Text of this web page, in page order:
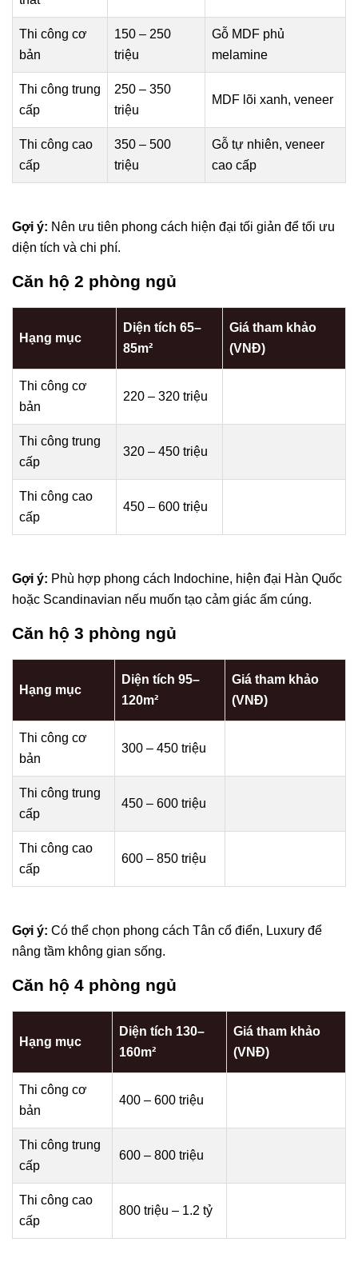
Thi công cơ
bản
150 – 250
triệu
Gỗ MDF phủ
melamine
Thi công trung
cấp
250 – 350
triệu
MDF lõi xanh, veneer
Thi công cao
cấp
350 – 500
triệu
Gỗ tự nhiên, veneer
cao cấp
Gợi ý: Nên ưu tiên phong cách hiện đại tối giản để tối ưu
diện tích và chi phí.
Căn hộ 2 phòng ngủ
Hạng mục
Diện tích 65–
85m²
Giá tham khảo
(VNĐ)
Thi công cơ
bản
220 – 320 triệu
Thi công trung
cấp
320 – 450 triệu
Thi công cao
cấp
450 – 600 triệu
Gợi ý: Phù hợp phong cách Indochine, hiện đại Hàn Quốc
hoặc Scandinavian nếu muốn tạo cảm giác ấm cúng.
Căn hộ 3 phòng ngủ
Hạng mục
Diện tích 95–
120m²
Giá tham khảo
(VNĐ)
Thi công cơ
bản
300 – 450 triệu
Thi công trung
cấp
450 – 600 triệu
Thi công cao
cấp
600 – 850 triệu
Gợi ý: Có thể chọn phong cách Tân cổ điển, Luxury để
nâng tầm không gian sống.
Căn hộ 4 phòng ngủ
Hạng mục
Diện tích 130–
160m²
Giá tham khảo
(VNĐ)
Thi công cơ
bản
400 – 600 triệu
Thi công trung
cấp
600 – 800 triệu
Thi công cao
cấp
800 triệu – 1.2 tỷ